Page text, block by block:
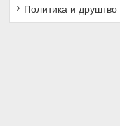
Политика и друштво